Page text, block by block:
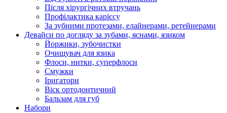
Після хірургічних втручань
Профілактика карієсу
За зубними протезами, елайнерами, ретейнерами
Девайси по догляду за зубами, яснами, язиком
Йоржики, зубочистки
Очищувач для язика
Флоси, нитки, суперфлоси
Смужки
Іригатори
Віск ортодонтичний
Бальзам для губ
Набори